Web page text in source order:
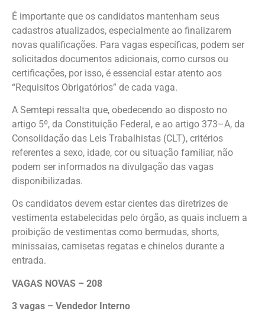
É importante que os candidatos mantenham seus
cadastros atualizados, especialmente ao finalizarem
novas qualificações. Para vagas específicas, podem ser
solicitados documentos adicionais, como cursos ou
certificações, por isso, é essencial estar atento aos
“Requisitos Obrigatórios” de cada vaga.
A Semtepi ressalta que, obedecendo ao disposto no
artigo 5º, da Constituição Federal, e ao artigo 373–A, da
Consolidação das Leis Trabalhistas (CLT), critérios
referentes a sexo, idade, cor ou situação familiar, não
podem ser informados na divulgação das vagas
disponibilizadas.
Os candidatos devem estar cientes das diretrizes de
vestimenta estabelecidas pelo órgão, as quais incluem a
proibição de vestimentas como bermudas, shorts,
minissaias, camisetas regatas e chinelos durante a
entrada.
VAGAS NOVAS – 208
3 vagas – Vendedor Interno